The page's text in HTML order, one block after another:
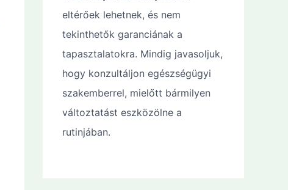
eltérőek lehetnek, és nem
tekinthetők garanciának a
tapasztalatokra. Mindig javasoljuk,
hogy konzultáljon egészségügyi
szakemberrel, mielőtt bármilyen
változtatást eszközölne a
rutinjában.